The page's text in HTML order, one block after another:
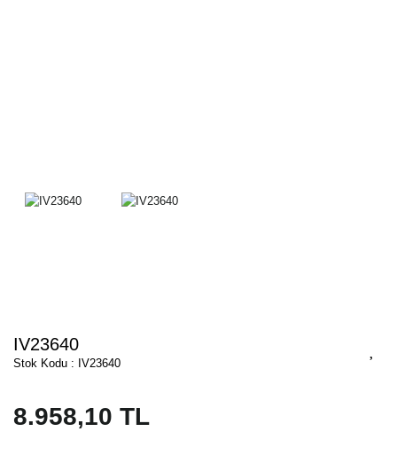
IV23640
Stok Kodu : IV23640
8.958,10 TL